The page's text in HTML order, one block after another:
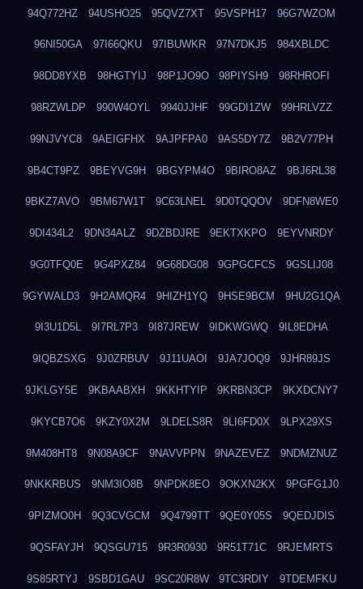
94Q772HZ 94USHO25 95QVZ7XT 95VSPH17 96G7WZOM
96NI50GA 97I66QKU 97IBUWKR 97N7DKJ5 984XBLDC
98DD8YXB 98HGTYIJ 98P1JO9O 98PIYSH9 98RHROFI
98RZWLDP 990W4OYL 9940JJHF 99GDI1ZW 99HRLVZZ
99NJVYC8 9AEIGFHX 9AJPFPA0 9AS5DY7Z 9B2V77PH
9B4CT9PZ 9BEYVG9H 9BGYPM4O 9BIRO8AZ 9BJ6RL38
9BKZ7AVO 9BM67W1T 9C63LNEL 9D0TQQOV 9DFN8WE0
9DI434L2 9DN34ALZ 9DZBDJRE 9EKTXKPO 9EYVNRDY
9G0TFQ0E 9G4PXZ84 9G68DG08 9GPGCFCS 9GSLIJ08
9GYWALD3 9H2AMQR4 9HIZH1YQ 9HSE9BCM 9HU2G1QA
9I3U1D5L 9I7RL7P3 9I87JREW 9IDKWGWQ 9IL8EDHA
9IQBZSXG 9J0ZRBUV 9J11UAOI 9JA7JOQ9 9JHR89JS
9JKLGY5E 9KBAABXH 9KKHTYIP 9KRBN3CP 9KXDCNY7
9KYCB7O6 9KZY0X2M 9LDELS8R 9LI6FD0X 9LPX29XS
9M408HT8 9N08A9CF 9NAVVPPN 9NAZEVEZ 9NDMZNUZ
9NKKRBUS 9NM3IO8B 9NPDK8EO 9OKXN2KX 9PGFG1J0
9PIZMO0H 9Q3CVGCM 9Q4799TT 9QE0Y05S 9QEDJDIS
9QSFAYJH 9QSGU715 9R3R0930 9R51T71C 9RJEMRTS
9S85RTYJ 9SBD1GAU 9SC20R8W 9TC3RDIY 9TDEMFKU